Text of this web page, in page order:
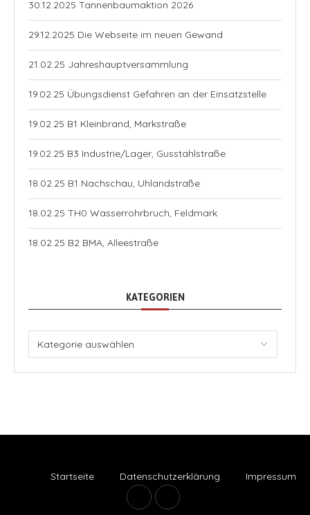
30.12.2025 Tannenbaumaktion 2026
29.12.2025 Die Webseite im neuen Gewand
21.02.25 Jahreshauptversammlung
19.02.25 Übungsdienst Gefahren an der Einsatzstelle
19.02.25 B1 Kleinbrand, Markstraße
19.02.25 B3 Industrie/Lager, Gusstahlstraße
18.02.25 B1 Nachschau, Uhlandstraße
18.02.25 TH0 Wasserrohrbruch, Feldmark
18.02.25 B2 BMA, Alleestraße
KATEGORIEN
Startseite Datenschutzerklärung Impressum